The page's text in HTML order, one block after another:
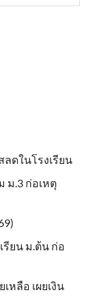
ดในโรงเรียน
ม.3 ก่อเหตุ
รียน ม.ต้น ก่อ
หลือ เผยเงิน